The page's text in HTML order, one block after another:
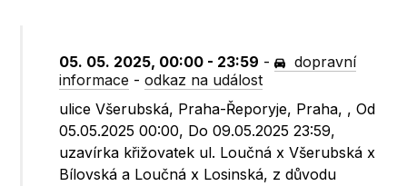
05. 05. 2025, 00:00 - 23:59 -
dopravní
informace -odkaz na událost
ulice Všerubská, Praha-Řeporyje, Praha, , Od
05.05.2025 00:00, Do 09.05.2025 23:59,
uzavírka křižovatek ul. Loučná x Všerubská x
Bílovská a Loučná x Losinská, z důvodu